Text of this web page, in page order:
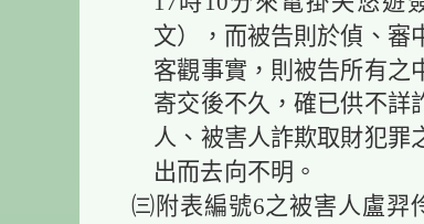
文），而被告則於偵、審
客觀事實，則被告所有之
寄交後不久，確已供不詳
人、被害人詐欺取財犯罪
出而去向不明。
㈢附表編號6之被害人盧羿